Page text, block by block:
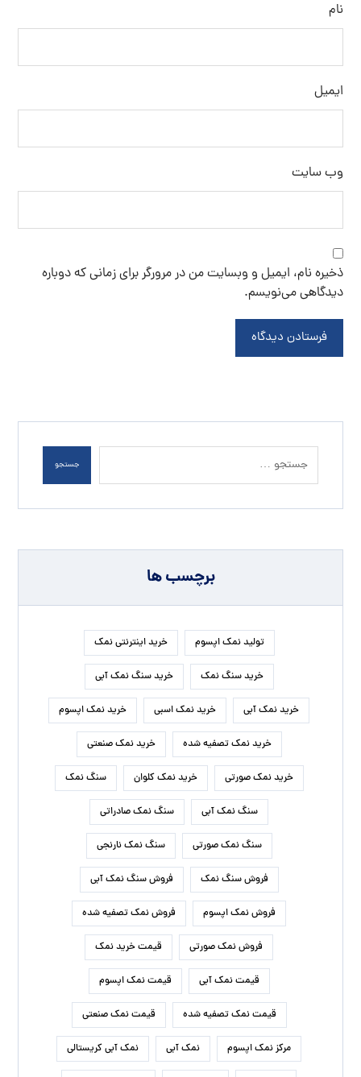
نام
ایمیل
وب‌ سایت
ذخیره نام، ایمیل و وبسایت من در مرورگر برای زمانی که دوباره
فرستادن دیدگاه
جستجو
برچسب ها
تولید نمک اپسوم خرید اینترنتی نمک
خرید سنگ نمک خرید سنگ نمک آبی
خرید نمک آبی خرید نمک اسبی خرید نمک اپسوم
خرید نمک تصفیه شده خرید نمک صنعتی
خرید نمک صورتی خرید نمک کلوان سنگ نمک
سنگ نمک آبی سنگ نمک صادراتی
سنگ نمک صورتی سنگ نمک نارنجی
فروش سنگ نمک فروش سنگ نمک آبی
فروش نمک اپسوم فروش نمک تصفیه شده
فروش نمک صورتی قیمت خرید نمک
قیمت نمک آبی قیمت نمک اپسوم